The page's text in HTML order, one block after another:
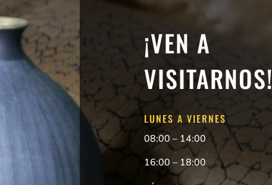
¡VEN A
VISITARNOS!
LUNES A VIERNES
08:00 – 14:00
16:00 – 18:00